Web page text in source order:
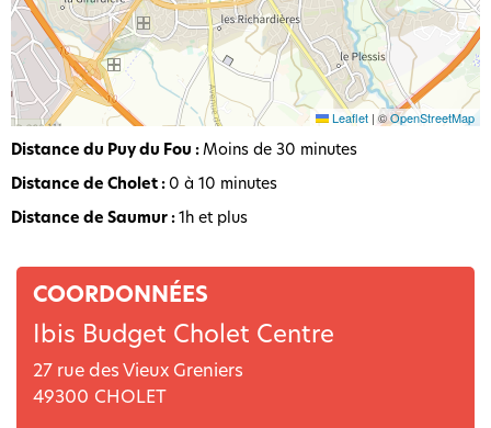
Leaflet | ©OpenStreetMap
Distance du Puy du Fou :Moins de 30 minutes
Distance de Cholet : 0 à 10 minutes
Distance de Saumur :1h et plus
COORDONNÉES
Ibis Budget Cholet Centre
27 rue des Vieux Greniers
49300 CHOLET